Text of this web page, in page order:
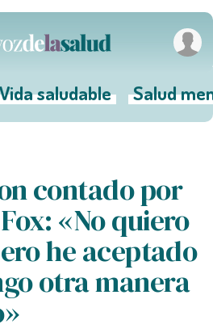
saludable Salud
contado por
«No quiero
he aceptado
otra manera